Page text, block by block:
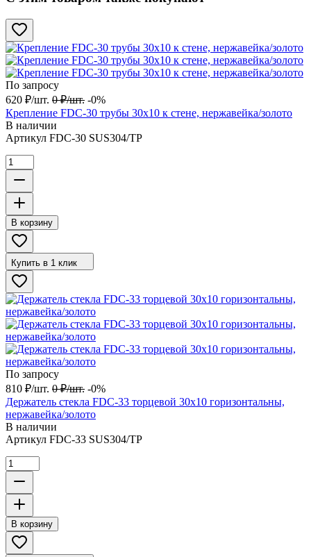
По запросу
620 ₽/шт. 0 ₽/шт. -0%
Крепление FDC-30 трубы 30х10 к стене, нержавейка/золото
В наличии
Артикул FDC-30 SUS304/TP
В корзину
Купить в 1 клик
По запросу
810 ₽/шт. 0 ₽/шт. -0%
Держатель стекла FDC-33 торцевой 30х10 горизонтальны,
нержавейка/золото
В наличии
Артикул FDC-33 SUS304/TP
В корзину